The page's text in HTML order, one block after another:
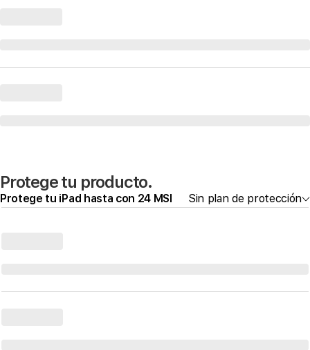
Protege tu producto.
Protege tu iPad hasta con 24 MSI Sin plan de protección